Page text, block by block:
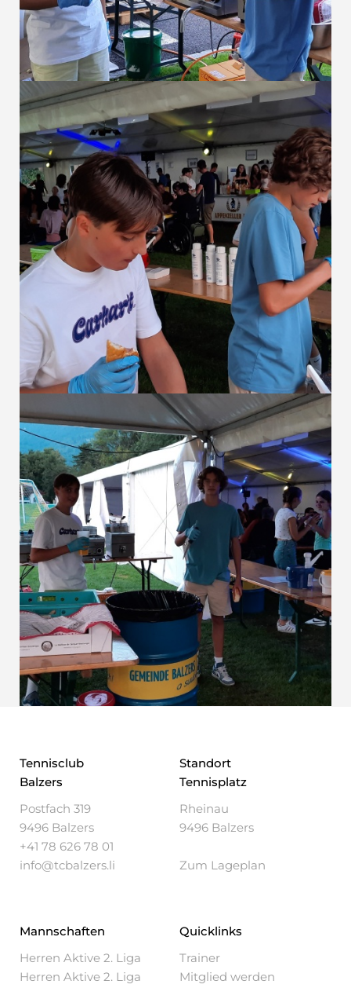
Tennisclub
Balzers
Postfach 319
9496 Balzers
+41 78 626 78 01
info@tcbalzers.li
Standort
Tennisplatz
Rheinau
9496 Balzers
Zum Lageplan
Mannschaften
Herren Aktive 2. Liga
Herren Aktive 2. Liga
Quicklinks
Trainer
Mitglied werden